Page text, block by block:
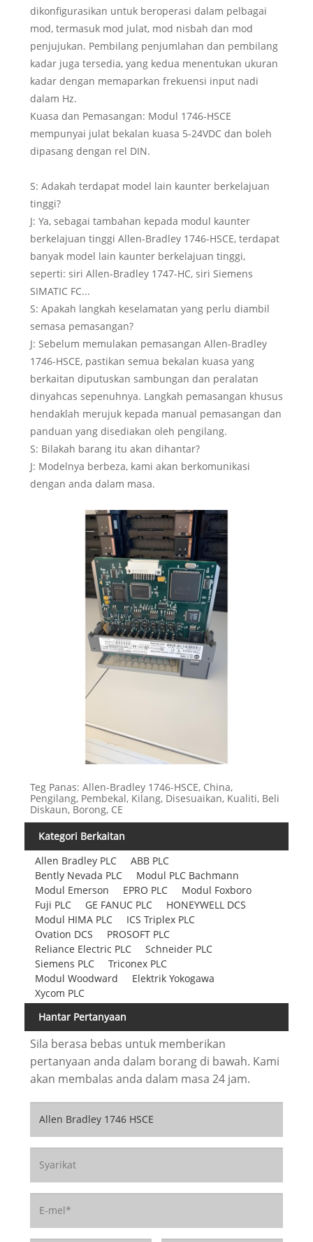
dikonfigurasikan untuk beroperasi dalam pelbagai
mod, termasuk mod julat, mod nisbah dan mod
penjujukan. Pembilang penjumlahan dan pembilang
kadar juga tersedia, yang kedua menentukan ukuran
kadar dengan memaparkan frekuensi input nadi
dalam Hz.
Kuasa dan Pemasangan: Modul 1746-HSCE
mempunyai julat bekalan kuasa 5-24VDC dan boleh
dipasang dengan rel DIN.
S: Adakah terdapat model lain kaunter berkelajuan
tinggi?
J: Ya, sebagai tambahan kepada modul kaunter
berkelajuan tinggi Allen-Bradley 1746-HSCE, terdapat
banyak model lain kaunter berkelajuan tinggi,
seperti: siri Allen-Bradley 1747-HC, siri Siemens
SIMATIC FC...
S: Apakah langkah keselamatan yang perlu diambil
semasa pemasangan?
J: Sebelum memulakan pemasangan Allen-Bradley
1746-HSCE, pastikan semua bekalan kuasa yang
berkaitan diputuskan sambungan dan peralatan
dinyahcas sepenuhnya. Langkah pemasangan khusus
hendaklah merujuk kepada manual pemasangan dan
panduan yang disediakan oleh pengilang.
S: Bilakah barang itu akan dihantar?
J: Modelnya berbeza, kami akan berkomunikasi
dengan anda dalam masa.
Teg Panas: Allen-Bradley 1746-HSCE, China,
Pengilang, Pembekal, Kilang, Disesuaikan, Kualiti, Beli
Diskaun, Borong, CE
Kategori Berkaitan
Allen Bradley PLC
ABB PLC
Bently Nevada PLC
Modul PLC Bachmann
Modul Emerson
EPRO PLC
Modul Foxboro
Fuji PLC
GE FANUC PLC
HONEYWELL DCS
Modul HIMA PLC
ICS Triplex PLC
Ovation DCS
PROSOFT PLC
Reliance Electric PLC
Schneider PLC
Siemens PLC
Triconex PLC
Modul Woodward
Elektrik Yokogawa
Xycom PLC
Hantar Pertanyaan
Sila berasa bebas untuk memberikan
pertanyaan anda dalam borang di bawah. Kami
akan membalas anda dalam masa 24 jam.